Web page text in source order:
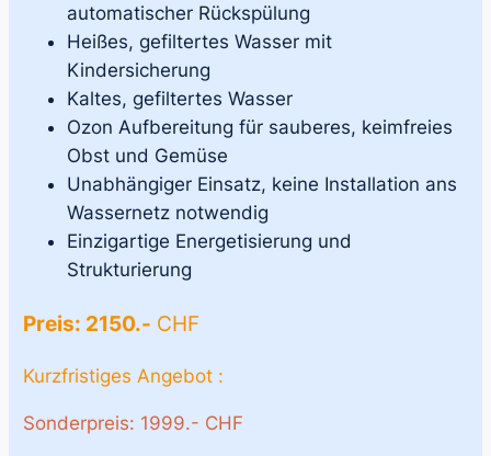
automatischer Rückspülung
Heißes, gefiltertes Wasser mit
Kindersicherung
Kaltes, gefiltertes Wasser
Ozon Aufbereitung für sauberes, keimfreies
Obst und Gemüse
Unabhängiger Einsatz, keine Installation ans
Wassernetz notwendig
Einzigartige Energetisierung und
Strukturierung
Preis: 2150.- CHF
Kurzfristiges Angebot :
Sonderpreis: 1999.- CHF